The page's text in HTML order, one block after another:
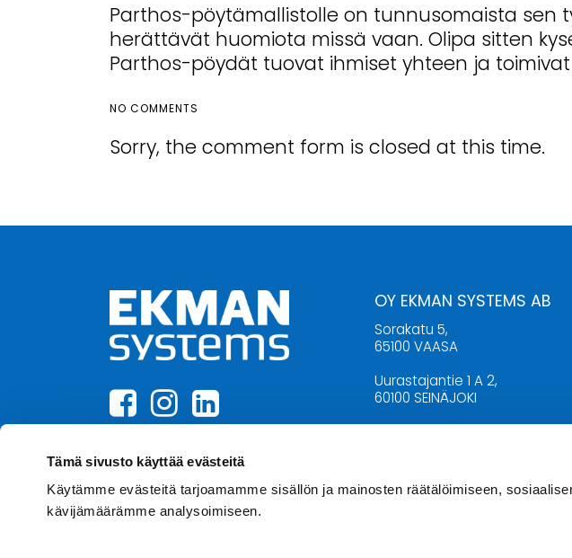
Tämä sivusto käyttää evästeitä
Käytämme evästeitä tarjoamamme sisällön ja mainosten räätälöimiseen,
kävijämäärämme analysoimiseen.
Parthos-pöytämallistolle on tunnusomaista sen
herättävät huomiota missä vaan. Olipa sitten
Parthos-pöydät tuovat ihmiset yhteen ja
NO COMMENTS
Sorry, the comment form is closed at this time.
OY EKMAN SYSTEMS AB
Sorakatu 5,
65100 VAASA
Uurastajantie 1 A 2,
60100 SEINÄJOKI